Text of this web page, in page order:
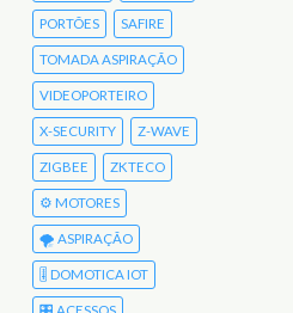
PORTÕES SAFIRE
TOMADA ASPIRAÇÃO
VIDEOPORTEIRO
X-SECURITY Z-WAVE
ZIGBEE ZKTECO
⚙️ MOTORES
🌪️ ASPIRAÇÃO
🎚️ DOMOTICA IOT